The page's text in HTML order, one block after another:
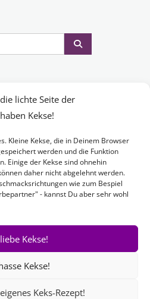
lichte Seite der
Kekse!
Kleine Kekse, die in Deinem Browser
werden und die Funktion
Einige der Kekse sind ohnehin
daher nicht abgelehnt werden.
wie zum Bespiel
- kannst Du aber sehr wohl
Kekse!
Kekse!
Keks-Rezept!
im Warenkorb.
suchen oder gerne ein Produkt
lassen möchten,